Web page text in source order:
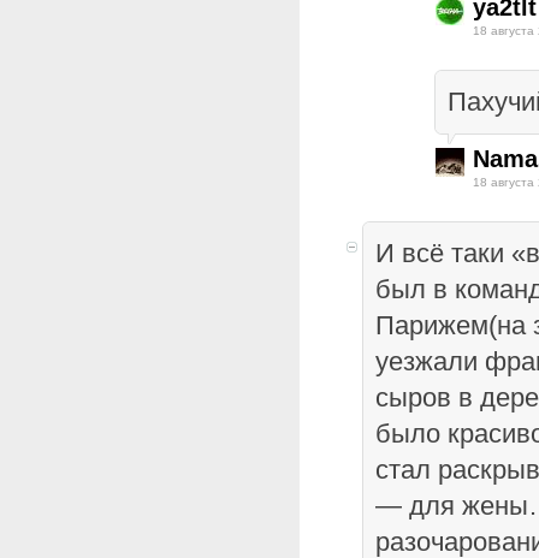
ya2tlt
18
18
И всё таки
был в
Парижем(на
уезжали
сыров в
было
стал
— для